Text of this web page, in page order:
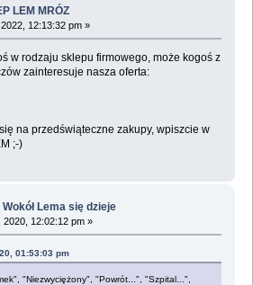
LEM MRÓZ
12:13:32 pm »
w rodzaju sklepu firmowego, może kogoś z
zainteresuje nasza oferta:
na przedświąteczne zakupy, wpiszcie w
;-)
Wokół Lema się dzieje
2020, 12:02:12 pm »
01:53:03 pm
"Niezwyciężony", "Powrót...", "Szpital...",